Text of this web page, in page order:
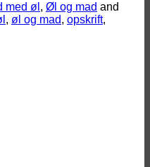
med øl , Øl og mad and
, øl og mad, opskrift,